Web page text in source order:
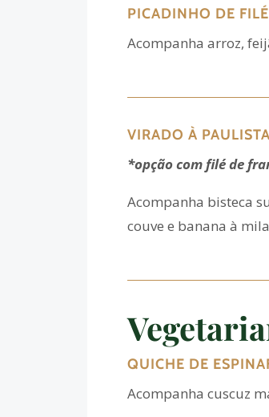
PICADINHO DE
Acompanha arroz,
VIRADO À PAULISTA
*opção com filé de
Acompanha bisteca
couve e banana à
QUICHE DE
Acompanha cuscuz